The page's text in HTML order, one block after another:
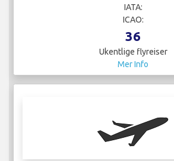
IATA:
ICAO:
36
Ukentlige flyreiser
Mer Info